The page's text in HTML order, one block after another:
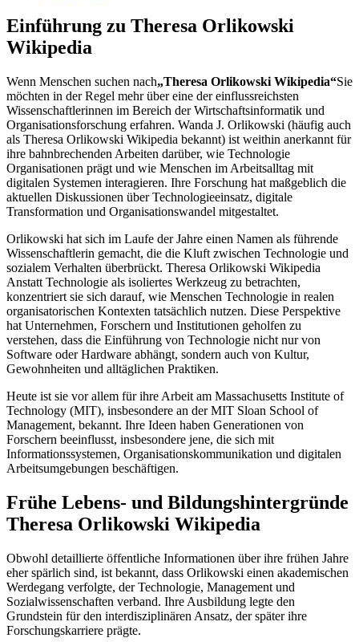
Einführung zu Theresa Orlikowski
Wikipedia
Wenn Menschen suchen nach„Theresa Orlikowski Wikipedia“Sie
möchten in der Regel mehr über eine der einflussreichsten
Wissenschaftlerinnen im Bereich der Wirtschaftsinformatik und
Organisationsforschung erfahren. Wanda J. Orlikowski (häufig auch
als Theresa Orlikowski Wikipedia bekannt) ist weithin anerkannt für
ihre bahnbrechenden Arbeiten darüber, wie Technologie
Organisationen prägt und wie Menschen im Arbeitsalltag mit
digitalen Systemen interagieren. Ihre Forschung hat maßgeblich die
aktuellen Diskussionen über Technologieeinsatz, digitale
Transformation und Organisationswandel mitgestaltet.
Orlikowski hat sich im Laufe der Jahre einen Namen als führende
Wissenschaftlerin gemacht, die die Kluft zwischen Technologie und
sozialem Verhalten überbrückt. Theresa Orlikowski Wikipedia
Anstatt Technologie als isoliertes Werkzeug zu betrachten,
konzentriert sie sich darauf, wie Menschen Technologie in realen
organisatorischen Kontexten tatsächlich nutzen. Diese Perspektive
hat Unternehmen, Forschern und Institutionen geholfen zu
verstehen, dass die Einführung von Technologie nicht nur von
Software oder Hardware abhängt, sondern auch von Kultur,
Gewohnheiten und alltäglichen Praktiken.
Heute ist sie vor allem für ihre Arbeit am Massachusetts Institute of
Technology (MIT), insbesondere an der MIT Sloan School of
Management, bekannt. Ihre Ideen haben Generationen von
Forschern beeinflusst, insbesondere jene, die sich mit
Informationssystemen, Organisationskommunikation und digitalen
Arbeitsumgebungen beschäftigen.
Frühe Lebens- und Bildungshintergründe
Theresa Orlikowski Wikipedia
Obwohl detaillierte öffentliche Informationen über ihre frühen Jahre
eher spärlich sind, ist bekannt, dass Orlikowski einen akademischen
Werdegang verfolgte, der Technologie, Management und
Sozialwissenschaften verband. Ihre Ausbildung legte den
Grundstein für den interdisziplinären Ansatz, der später ihre
Forschungskarriere prägte.